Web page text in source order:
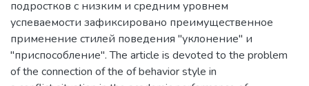
подростков с низким и средним уровнем
успеваемости зафиксировано преимущественное
применение стилей поведения "уклонение" и
"приспособление". The article is devoted to the problem
of the connection of the of behavior style in